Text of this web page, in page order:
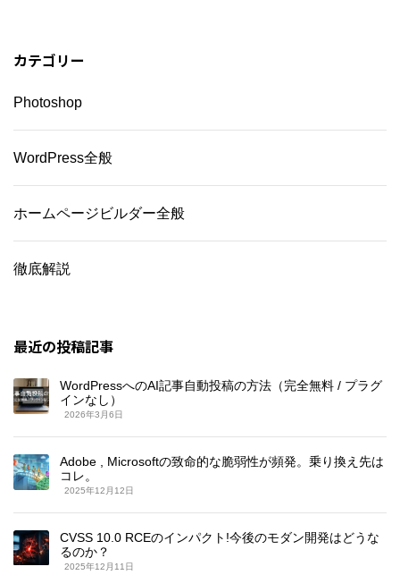
カテゴリー
Photoshop
WordPress全般
ホームページビルダー全般
徹底解説
最近の投稿記事
WordPressへのAI記事自動投稿の方法（完全無料 / プラグ
インなし）
2026年3月6日
Adobe , Microsoftの致命的な脆弱性が頻発。乗り換え先は
コレ。
2025年12月12日
CVSS 10.0 RCEのインパクト!今後のモダン開発はどうな
るのか？
2025年12月11日